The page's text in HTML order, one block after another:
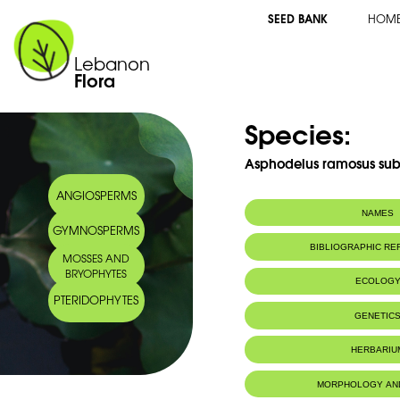
Lebanon
Flora
SEED BANK
ANGIOSPERMS
GYMNOSPERMS
MOSSES AND
BRYOPHYTES
PTERIDOPHYTES
Species:
Asphodelus ramosus
NAMES
Common name: Asphodèle à
Arabic name: بروق صغير الثمر
BIBLIOGRAPHIC
ECOLOGY
Lieux
dévastés
7.62 pg/
MORPHOLOGY